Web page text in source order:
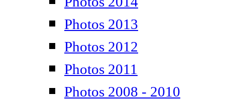
Photos 2013
Photos 2012
Photos 2011
Photos 2008 - 2010